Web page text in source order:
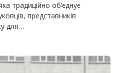
традиційно об’єднує
представників
для…